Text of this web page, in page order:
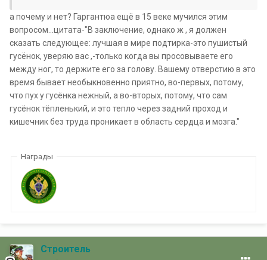
а почему и нет? Гаргантюа ещё в 15 веке мучился этим
вопросом...цитата-"В заключение, однако ж , я должен
сказать следующее: лучшая в мире подтирка-это пушистый
гусёнок, уверяю вас ,-только когда вы просовываете его
между ног, то держите его за голову. Вашему отверстию в это
время бывает необыкновенно приятно, во-первых, потому,
что пух у гусёнка нежный, а во-вторых, потому, что сам
гусёнок тёпленький, и это тепло через задний проход и
кишечник без труда проникает в область сердца и мозга."
Награды
Строитель